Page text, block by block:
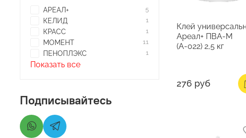
Клей
Ареал+ ПВА-М
(А-022) 2,5 кг
276 руб
АРЕАЛ+ 5
КЕЛИД 1
КРАСС 1
МОМЕНТ 11
ПЕНОПЛЭКС 1
Показать все
Подписывайтесь